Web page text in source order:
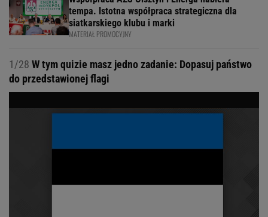
tempa. Istotna współpraca strategiczna dla
siatkarskiego klubu i marki
MATERIAŁ PROMOCYJNY
1/28 W tym quizie masz jedno zadanie: Dopasuj państwo
do przedstawionej flagi